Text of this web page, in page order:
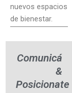
nuevos espacios
de bienestar.
Comunicá
&
Posicionate